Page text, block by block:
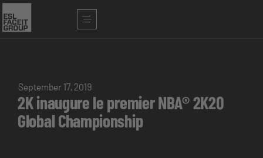
September 17, 2019
2K inaugure le premier NBA® 2K20
Global Championship